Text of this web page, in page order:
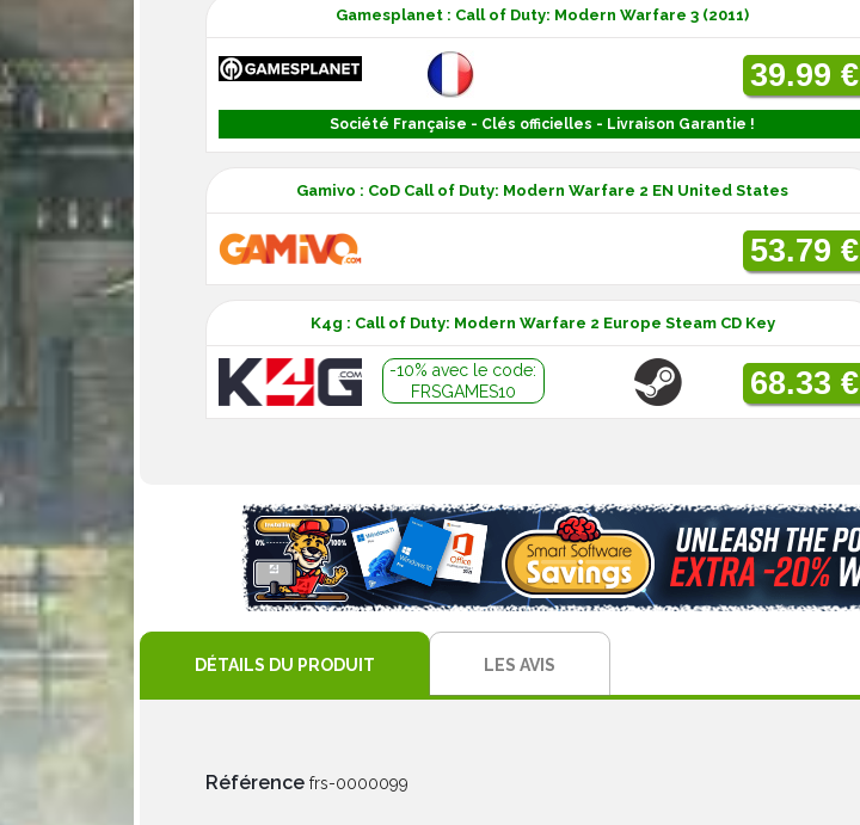
Gamesplanet : Call of Duty: Modern Warfare 3 (2011)
39.99 €
Société Française - Clés officielles - Livraison Garantie !
Gamivo : CoD Call of Duty: Modern Warfare 2 EN United States
53.79 €
K4g : Call of Duty: Modern Warfare 2 Europe Steam CD Key
-10% avec le code:
FRSGAMES10
68.33 €
DÉTAILS DU PRODUIT LES AVIS
Référence frs-0000099